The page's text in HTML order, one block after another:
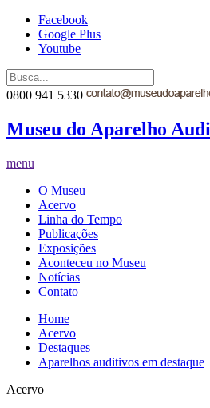
Facebook
Google Plus
Youtube
0800 941 5330
Museu do Aparelho
menu
O Museu
Acervo
Linha do Tempo
Publicações
Exposições
Aconteceu no Museu
Notícias
Contato
Home
Acervo
Destaques
Aparelhos auditivos em destaque
Acervo